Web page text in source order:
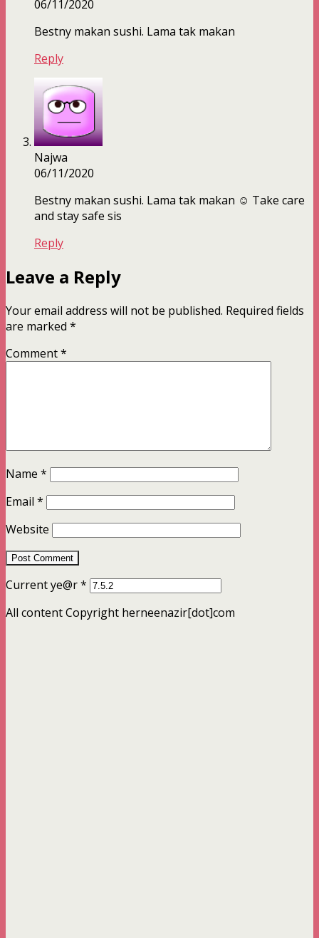
06/11/2020
Bestny makan sushi. Lama tak makan
Reply
Najwa
06/11/2020
Bestny makan sushi. Lama tak makan ☺️ Take care
and stay safe sis
Reply
Leave a Reply
Your email address will not be published. Required fields
are marked *
Comment*
Name *
Email *
Website
Current ye@r*
All content Copyright herneenazir[dot]com